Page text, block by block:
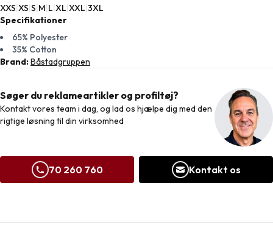
XXS|XS|S|M|L|XL|XXL|3XL
Specifikationer
65% Polyester
35% Cotton
Brand:Båstadgruppen
Søger du reklameartikler og profiltøj?
Kontakt vores team i dag, og lad os hjælpe dig med den
rigtige løsning til din virksomhed
70 260 760 Kontakt os